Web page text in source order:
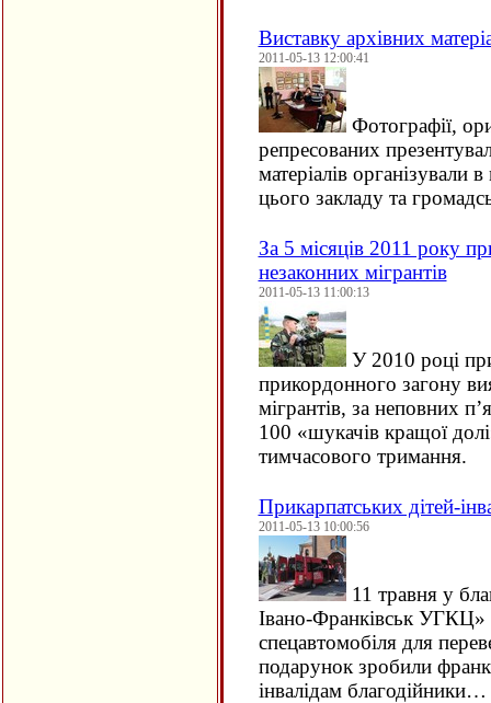
Виставку архівних
2011-05-13 12:00:41
Фотографії,
репресованих
матеріалів організували
цього закладу та
За 5 місяців 2011 року
незаконних мігрантів
2011-05-13 11:00:13
У 2010 році
прикордонного загону
мігрантів, за неповних
100 «шукачів кращої
тимчасового тримання.
Прикарпатських дітей-
2011-05-13 10:00:56
11 травня у
Івано-Франківськ УГКЦ»
спецавтомобіля для
подарунок зробили
інвалідам благодійники…